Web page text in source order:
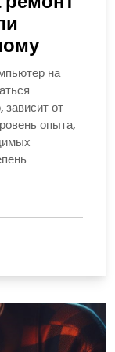
на
зависит от
опыта,